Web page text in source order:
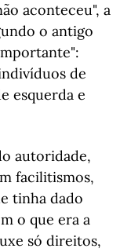
aconteceu", a
o antigo
de
esquerda e
autoridade,
facilitismos,
tinha dado
o que era a
só direitos,